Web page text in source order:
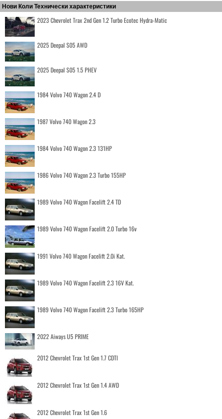
Нови Коли Технически характеристики
2023 Chevrolet Trax 2nd Gen 1.2 Turbo Ecotec Hydra-Matic
2025 Deepal S05 AWD
2025 Deepal S05 1.5 PHEV
1984 Volvo 740 Wagon 2.4 D
1987 Volvo 740 Wagon 2.3
1984 Volvo 740 Wagon 2.3 131HP
1986 Volvo 740 Wagon 2.3 Turbo 155HP
1989 Volvo 740 Wagon Facelift 2.4 TD
1989 Volvo 740 Wagon Facelift 2.0 Turbo 16v
1991 Volvo 740 Wagon Facelift 2.0i Kat.
1989 Volvo 740 Wagon Facelift 2.3 16V Kat.
1989 Volvo 740 Wagon Facelift 2.3 Turbo 165HP
2022 Aiways U5 PRIME
2012 Chevrolet Trax 1st Gen 1.7 CDTI
2012 Chevrolet Trax 1st Gen 1.4 AWD
2012 Chevrolet Trax 1st Gen 1.6